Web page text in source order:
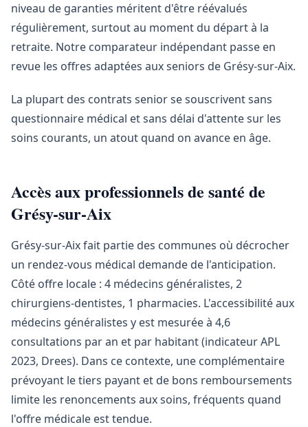
niveau de garanties méritent d'être réévalués
régulièrement, surtout au moment du départ à la
retraite. Notre comparateur indépendant passe en
revue les offres adaptées aux seniors de Grésy-sur-Aix.
La plupart des contrats senior se souscrivent sans
questionnaire médical et sans délai d'attente sur les
soins courants, un atout quand on avance en âge.
Accès aux professionnels de santé de
Grésy-sur-Aix
Grésy-sur-Aix fait partie des communes où décrocher
un rendez-vous médical demande de l'anticipation.
Côté offre locale : 4 médecins généralistes, 2
chirurgiens-dentistes, 1 pharmacies. L'accessibilité aux
médecins généralistes y est mesurée à 4,6
consultations par an et par habitant (indicateur APL
2023, Drees). Dans ce contexte, une complémentaire
prévoyant le tiers payant et de bons remboursements
limite les renoncements aux soins, fréquents quand
l'offre médicale est tendue.